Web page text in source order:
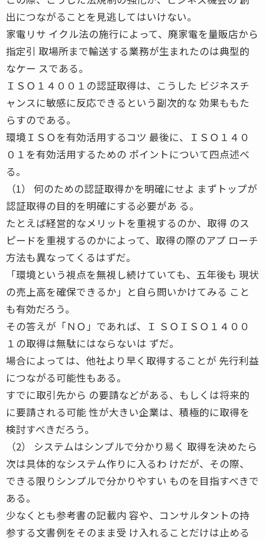
出につながることを見逃してはいけない。
家電リサ イクル法の施行によって、廃家電を量販店から
指定引 取場所まで輸送する業務が生まれたのは典型的
なケー スである。
ＩＳＯ１４００１の認証取得は、こうした ビジネスチ
ャンスに敏感に反応できるという副次的な 効果ももた
らすのである。
環境ＩＳＯを有効活用するコツ 最後に、ＩＳＯ１４０
０１を有効活用するための ポイントについて四点述べ
る。
（1） 何のための認証取得かを明確にせよ まずトップが
認証取得の目的を明確にする必要があ る。
たとえば経営的なメリットを重視するのか、取得 のス
ピードを重視するのかによって、取得の際のアプ ローチ
方法も異なってくるはずだ。
「環境という視点を無視し続けていても、五年後も 現状
の売上高を確保できるか」と自ら問いかけてみる こと
も有効だろう。
その答えが「ＮＯ」であれば、Ｉ ＳＯＩＳＯ１４００
１の取得は無駄にはならないは ずだ。
場合によっては、他社より早く取得することが 先行利益
につながる可能性もある。
すでに取引先から の要請などがある、もしくは将来的
に要請される可能 性が大きい企業は、積極的に取得を
検討すべきだろう。
（2） システムはシンプルで分かり易く 取得を決めたら
次は具体的なシステム作りに入るわ けだが、その際、
できる限りシンプルで分かりやすい ものを目指すべきで
ある。
少なくとも参考書の記載内 容や、コンサルタントの持
参する文書例をそのまま受 け入れることだけは止める